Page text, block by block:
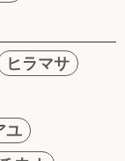
ヒラマサ
ユ